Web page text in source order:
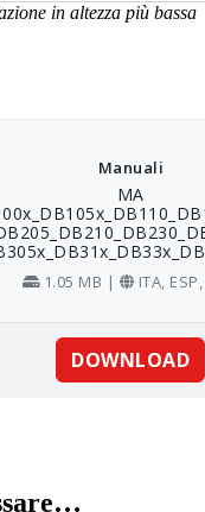
in altezza più bassa